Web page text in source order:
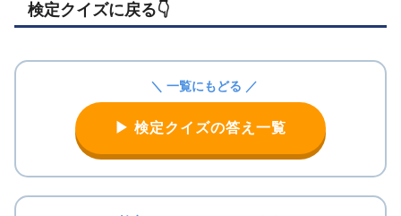
検定クイズに戻る👇️
＼ 一覧にもどる ／
▶ 検定クイズの答え一覧